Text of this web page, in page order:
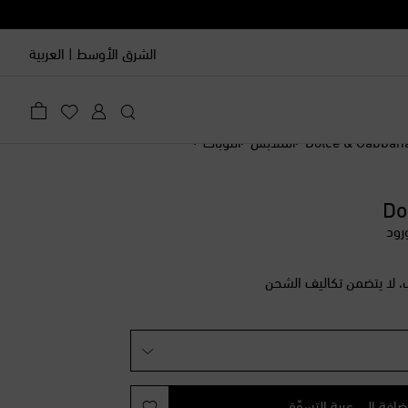
الشرق الأوسط | العربية
Dolce & الملابس التوبات
لا يتضمن تكاليف الشحن
الأخيرة
الأخيرة